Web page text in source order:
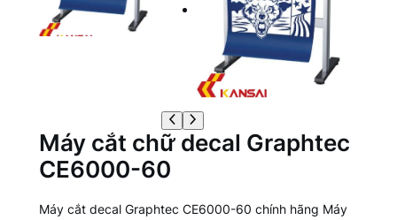
Máy cắt chữ decal Graphtec
CE6000-60
Máy cắt decal Graphtec CE6000-60 chính hãng Máy